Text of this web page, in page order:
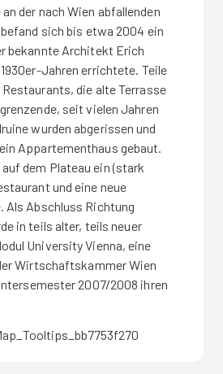
der nach Wien abfallenden
sich bis etwa 2004 ein
bekannte Architekt Erich
Jahren errichtete. Teile
die alte Terrasse
seit vielen Jahren
wurden abgerissen und
Appartementhaus gebaut.
dem Plateau ein (stark
und eine neue
Abschluss Richtung
in teils alter, teils neuer
University Vienna, eine
Wirtschaftskammer Wien
2007/2008 ihren